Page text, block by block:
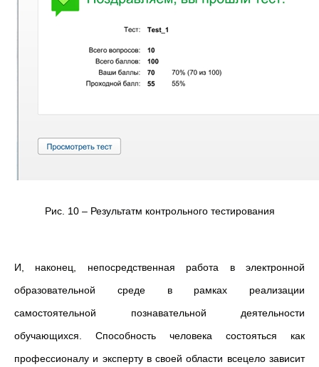
Рис. 10 – Результатм контрольного тестирования
И, наконец, непосредственная работа в электронной
образовательной среде в рамках реализации
самостоятельной познавательной деятельности
обучающихся. Способность человека состояться как
профессионалу и эксперту в своей области всецело зависит